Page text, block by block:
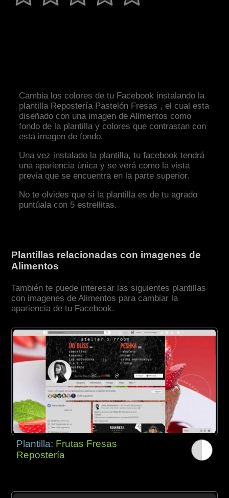
Cambia los colores de tu Facebook instalando la
plantilla Repostería Pastelón Fresas , el cual esta
diseñado con una imagen de Alimentos como
fondo de la plantilla y colores que contrastan con
esta imagen de fondo.
Una vez instalado la plantilla, tu facebook tendrá
una apariencia única y se verá como la vista
previa que se encuentra en la parte superior.
No te olvides que si la plantilla es de tu agrado
puntúala con 5 estrellitas.
Plantillas relacionadas con imagenes de
Alimentos
También te puede interesar las siguientes plantillas
con imagenes de Alimentos para cambiar la
apariencia de tu Facebook.
Plantilla: Frutas Fresas
Repostería